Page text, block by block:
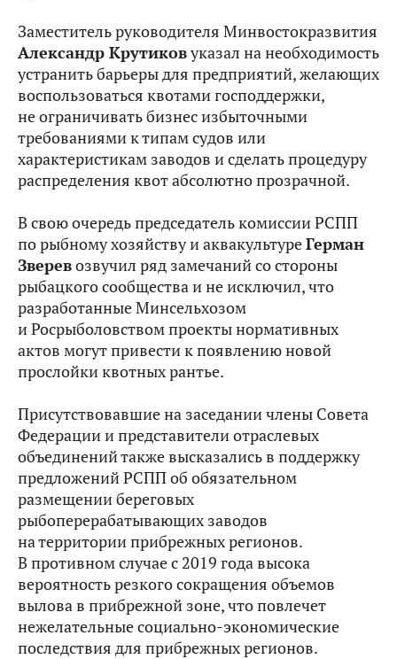
Заместитель руководителя Минвостокразвития
Александр Крутиковуказал на необходимость
устранить барьеры для предприятий, желающих
воспользоваться квотами господдержки,
не ограничивать бизнес избыточными
требованиями к типам судов или
характеристикам заводов и сделать процедуру
распределения квот абсолютно прозрачной.
В свою очередь председатель комиссии РСПП
по рыбному хозяйству и аквакультуреГерман
Зверевозвучил ряд замечаний со стороны
рыбацкого сообщества и не исключил, что
разработанные Минсельхозом
и Росрыболовством проекты нормативных
актов могут привести к появлению новой
прослойки квотных рантье.
Присутствовавшие на заседании члены Совета
Федерации и представители отраслевых
объединений также высказались в поддержку
предложений РСПП об обязательном
размещении береговых
рыбоперерабатывающих заводов
на территории прибрежных регионов.
В противном случае с 2019 года высока
вероятность резкого сокращения объемов
вылова в прибрежной зоне, что повлечет
нежелательные социально-экономические
последствия для прибрежных регионов.